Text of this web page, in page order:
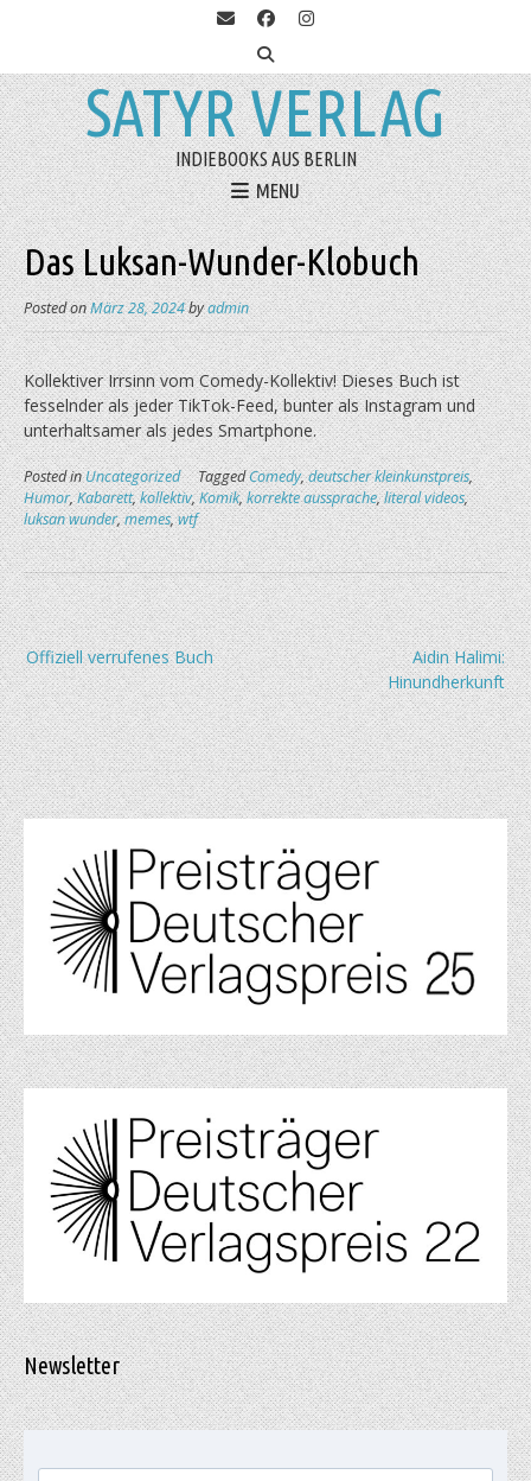
SATYR VERLAG
INDIEBOOKS AUS BERLIN
MENU
Das Luksan-Wunder-Klobuch
Posted onMärz 28, 2024byadmin
Kollektiver Irrsinn vom Comedy-Kollektiv! Dieses Buch ist
fesselnder als jeder TikTok-Feed, bunter als Instagram und
unterhaltsamer als jedes Smartphone.
Posted inUncategorized TaggedComedy,deutscher kleinkunstpreis,
Humor,Kabarett,kollektiv,Komik,korrekte aussprache,literal videos,
luksan wunder,memes,wtf
Beitragsnavigation
Aidin Halimi:
Hinundherkunft
Offiziell verrufenes Buch
Newsletter